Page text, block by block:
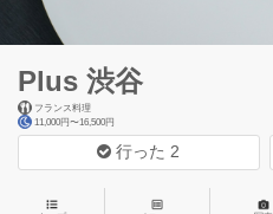
Plus 渋谷
フランス料理
11,000円〜16,500円
行った 2